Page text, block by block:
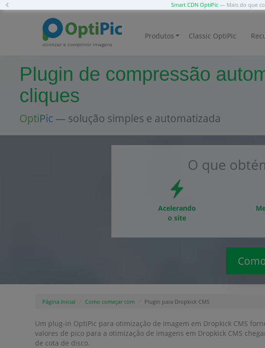
Smart CDN OptiPic — Mais do que
otimizar e comprimir imagens
Produtos Classic OptiPic
Plugin de compressão
cliques
OptiPic — solução simples e automatizada
O que
Acelerando
o site
Página Inicial Como começar com Plugin para Dropkick CMS
Um plug-in OptiPic para otimização de imagem em Dropkick CMS
valores de pico para a otimização de imagens em Dropkick CMS
de cota de disco.